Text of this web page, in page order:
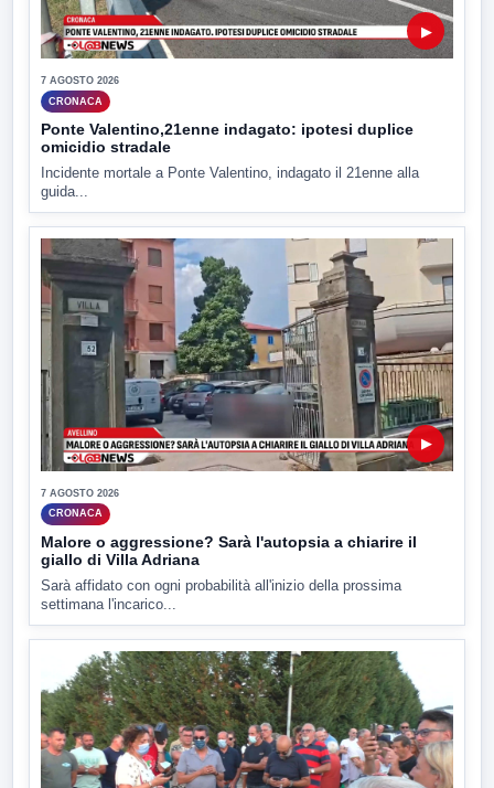
▶
7 AGOSTO 2026
CRONACA
Ponte Valentino,21enne indagato: ipotesi duplice
omicidio stradale
Incidente mortale a Ponte Valentino, indagato il 21enne alla
guida...
▶
7 AGOSTO 2026
CRONACA
Malore o aggressione? Sarà l'autopsia a chiarire il
giallo di Villa Adriana
Sarà affidato con ogni probabilità all'inizio della prossima
settimana l'incarico...